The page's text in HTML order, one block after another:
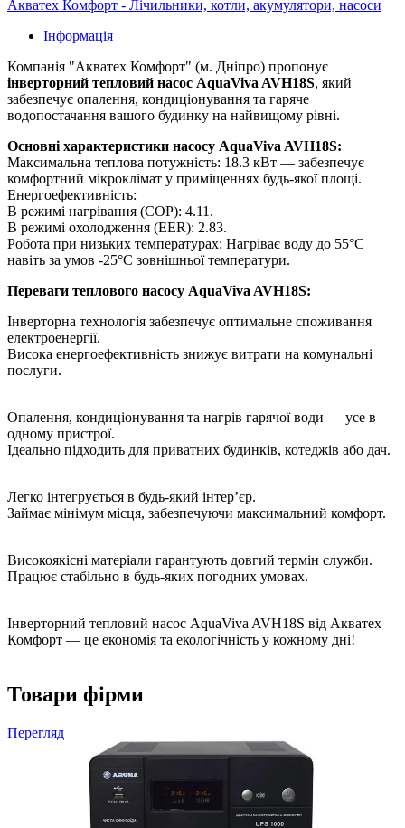
Акватех Комфорт - Лічильники, котли, акумулятори, насоси
Інформація
Компанія "Акватех Комфорт" (м. Дніпро) пропонує
інверторний тепловий насос AquaViva AVH18S, який
забезпечує опалення, кондиціонування та гаряче
водопостачання вашого будинку на найвищому рівні.
Основні характеристики насосу AquaViva AVH18S:
Максимальна теплова потужність: 18.3 кВт — забезпечує
комфортний мікроклімат у приміщеннях будь-якої площі.
Енергоефективність:
В режимі нагрівання (COP): 4.11.
В режимі охолодження (EER): 2.83.
Робота при низьких температурах: Нагріває воду до 55°C
навіть за умов -25°C зовнішньої температури.
Переваги теплового насосу AquaViva AVH18S:
Інверторна технологія забезпечує оптимальне споживання
електроенергії.
Висока енергоефективність знижує витрати на комунальні
послуги.
Опалення, кондиціонування та нагрів гарячої води — усе в
одному пристрої.
Ідеально підходить для приватних будинків, котеджів або дач.
Легко інтегрується в будь-який інтер’єр.
Займає мінімум місця, забезпечуючи максимальний комфорт.
Високоякісні матеріали гарантують довгий термін служби.
Працює стабільно в будь-яких погодних умовах.
Інверторний тепловий насос AquaViva AVH18S від Акватех
Комфорт — це економія та екологічність у кожному дні!
Товари фірми
Перегляд